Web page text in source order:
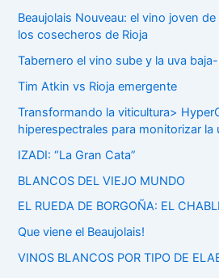
Beaujolais Nouveau: el vino joven
los cosecheros de Rioja
Tabernero el vino sube y la uva
Tim Atkin vs Rioja emergente
Transformando la viticultura>
hiperespectrales para monitorizar la
IZADI: “La Gran Cata”
BLANCOS DEL VIEJO MUNDO
EL RUEDA DE BORGOÑA: EL
Que viene el Beaujolais!
VINOS BLANCOS POR TIPO DE